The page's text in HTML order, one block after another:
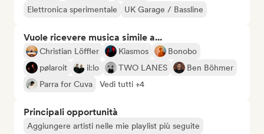
Elettronica sperimentale
UK Garage / Bassline
Vuole ricevere musica simile a...
Christian Löffler Kiasmos
Bonobo
pølaroit
il:lo TWO LANES
Ben Böhmer
Parra for Cuva
Vedi tutti +4
Principali opportunità
Aggiungere artisti nelle mie playlist più seguite